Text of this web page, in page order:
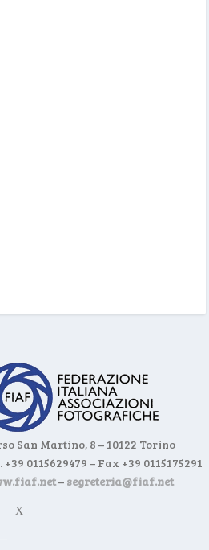
San Martino, 8 – 10122 Torino
+39 0115629479 – Fax +39 0115175291
– segreteria@fiaf.net